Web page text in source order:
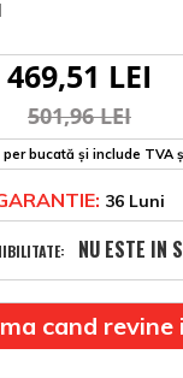
469,51 LEI
501,96 LEI
bucată și include TVA
36 Luni
NU ESTE IN
cand revine